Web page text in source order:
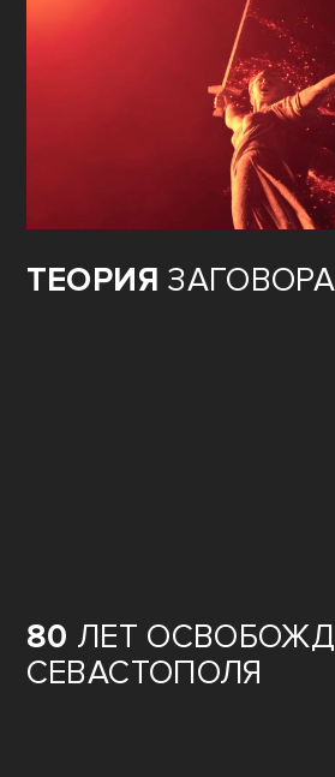
ТЕОРИЯ ЗАГОВОРА
80 ЛЕТ
СЕВАСТОПОЛЯ